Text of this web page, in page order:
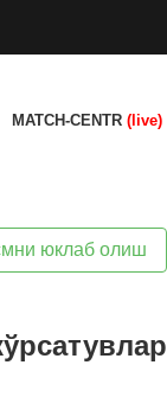
MATCH-CENTR (live)
юклаб олиш